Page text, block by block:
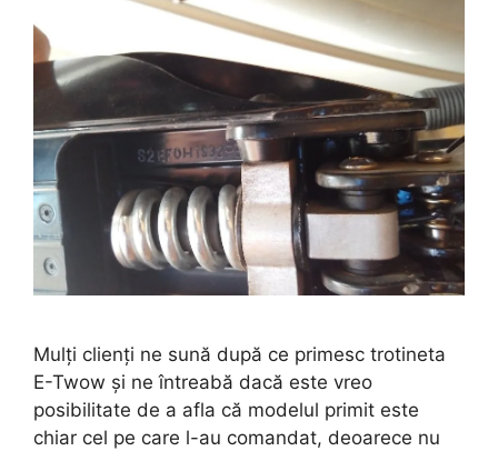
Mulți clienți ne sună după ce primesc trotineta
E-Twow și ne întreabă dacă este vreo
posibilitate de a afla că modelul primit este
chiar cel pe care l-au comandat, deoarece nu